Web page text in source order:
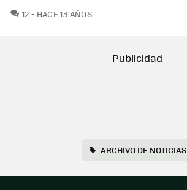
12 COMENTARIOS
HACE 13 AÑOS
ARCHIVO DE NOTICIAS